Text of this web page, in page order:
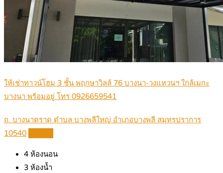
ให้เช่าทาวน์โฮม 3 ชั้น พฤกษาวิลล์ 76 บางนา-วงแหวนฯ ใกล้เมกะ
บางนา พร้อมอยู่ โทร 0926659541
ถ. บางนาตราด ตำบล บางพลีใหญ่ อำเภอบางพลี สมุทรปราการ
10540
4 ห้องนอน
3 ห้องน้ำ